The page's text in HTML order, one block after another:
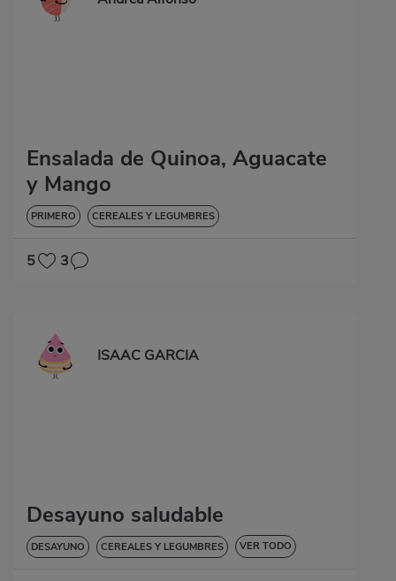
Ensalada de Quinoa, Aguacate
y Mango
PRIMERO CEREALES Y LEGUMBRES
5 3
ISAAC GARCIA
Desayuno saludable
DESAYUNO CEREALES Y LEGUMBRES VER TODO